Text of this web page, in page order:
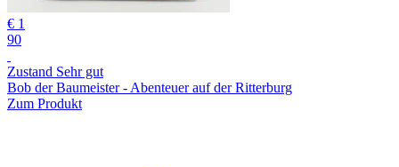
€ 1
90
Zustand Sehr gut
Bob der Baumeister - Abenteuer auf der Ritterburg
Zum Produkt